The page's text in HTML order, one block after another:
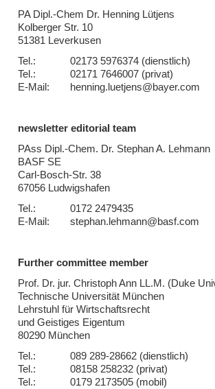
PA Dipl.-Chem Dr. Henning Lütjens
Kolberger Str. 10
51381 Leverkusen
Tel.:
Tel.:
E-Mail:
02173 5976374 (dienstlich)
02171 7646007 (privat)
henning.luetjens@bayer.com
newsletter editorial team
PAss Dipl.-Chem. Dr. Stephan A. Lehmann
BASF SE
Carl-Bosch-Str. 38
67056 Ludwigshafen
Tel.:
E-Mail:
0172 2479435
stephan.lehmann@basf.com
Further committee member
Prof. Dr. jur. Christoph Ann LL.M. (Duke
Technische Universität München
Lehrstuhl für Wirtschaftsrecht
und Geistiges Eigentum
80290 München
Tel.:
Tel.:
Tel.:
089 289-28662 (dienstlich)
08158 258232 (privat)
0179 2173505 (mobil)